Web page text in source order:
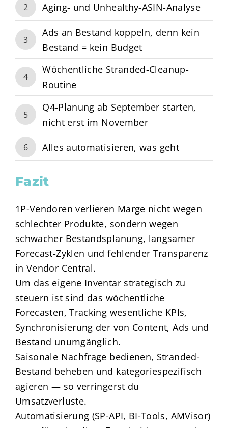
2 Aging- und Unhealthy-ASIN-Analyse
3
Ads an Bestand koppeln, denn kein
Bestand = kein Budget
4
Wöchentliche Stranded-Cleanup-
Routine
5
Q4-Planung ab September starten,
nicht erst im November
6 Alles automatisieren, was geht
Fazit
1P-Vendoren verlieren Marge nicht wegen
schlechter Produkte, sondern wegen
schwacher Bestandsplanung, langsamer
Forecast-Zyklen und fehlender Transparenz
in Vendor Central.
Um das eigene Inventar strategisch zu
steuern ist sind das wöchentliche
Forecasten, Tracking wesentliche KPIs,
Synchronisierung der von Content, Ads und
Bestand unumgänglich.
Saisonale Nachfrage bedienen, Stranded-
Bestand beheben und kategoriespezifisch
agieren — so verringerst du
Umsatzverluste.
Automatisierung (SP-API, BI-Tools, AMVisor)